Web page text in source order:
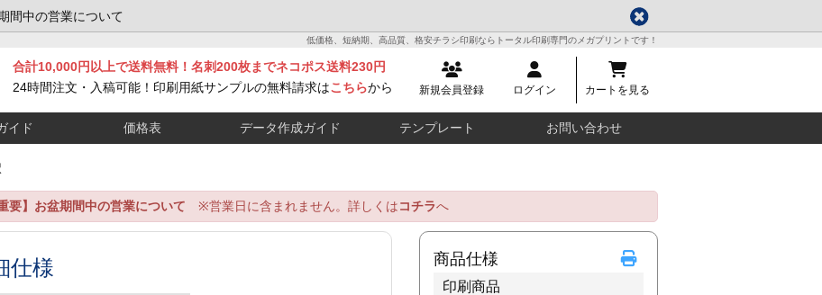
間中の営業について
低価格、短納期、高品質、格安チラシ印刷ならトータル印刷専門のメガプリントです！
新規会員登録 ログイン カートを見る
合計10,000円以上で送料無料！名刺200枚までネコポス送料230円
24時間注文・入稿可能！印刷用紙サンプルの無料請求はこちらから
イド 価格表 データ作成ガイド テンプレート お問い合わせ
重要】お盆期間中の営業について ※営業日に含まれません。詳しくはコチラへ
仕様 商品仕様
印刷商品